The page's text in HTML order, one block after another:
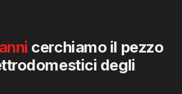
cerchiamo il pezzo
degli